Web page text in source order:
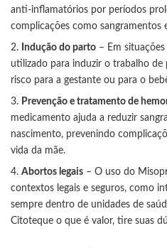
anti-inflamatórios por períodos
complicações como sangramentos
Indução do parto – Em
utilizado para induzir o trabalho de
risco para a gestante ou para o
Prevenção e tratamento de
medicamento ajuda a reduzir
nascimento, prevenindo
vida da mãe.
Abortos legais – O uso do
contextos legais e seguros, como
sempre dentro de unidades de
Citoteque o que é valor, tire suas